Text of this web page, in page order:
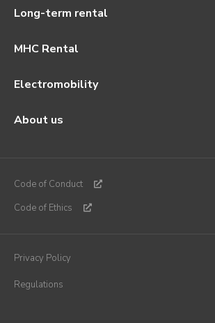
Long-term rental
MHC Rental
Electromobility
About us
Code of Conduct
Code of Ethics
Privacy Policy
Regulations